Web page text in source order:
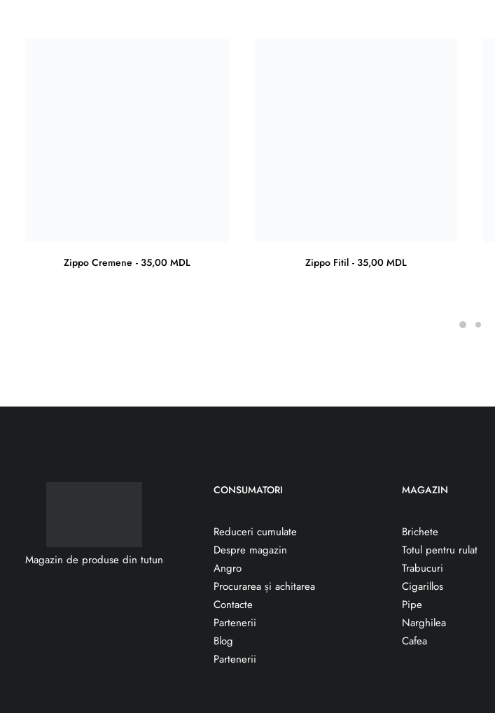
Zippo Cremene 35,00MDL Zippo Fitil 35,00MDL
Magazin de produse din tutun
CONSUMATORI
Reduceri cumulate
Despre magazin
Angro
Procurarea și achitarea
Contacte
Partenerii
Blog
Partenerii
MAGAZIN
Brichete
Totul pentru rulat
Trabucuri
Cigarillos
Pipe
Narghilea
Cafea